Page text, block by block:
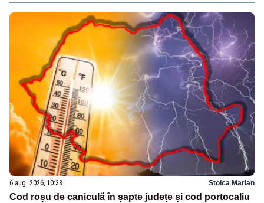
6 aug. 2026, 10:38 Stoica Marian
Cod roșu de caniculă în șapte județe și cod portocaliu